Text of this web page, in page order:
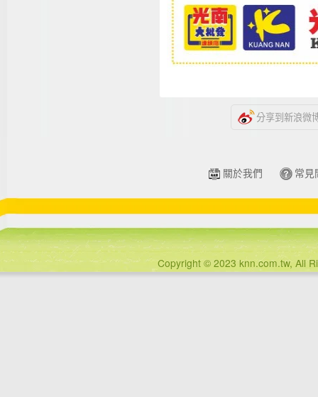
分享到新浪微
關於我們 常見
Copyright © 2023 knn.com.tw, All